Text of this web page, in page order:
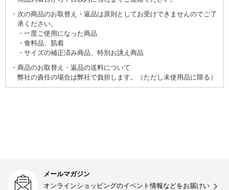
次の商品のお取替え・返品は原則としてお受けできませんのでご了
承ください。
一度ご使用になった商品
食料品、肌着
サイズの補正済み商品、特別お誂え商品
商品のお取替え・返品の送料について
弊社の責任の場合は弊社で負担します。（ただし未使用品に限る）
メールマガジン
オンラインショッピングのイベント情報などをお届けい